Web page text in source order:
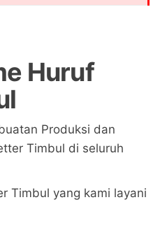
Huruf
Produksi dan
Timbul di seluruh
Timbul yang kami layani